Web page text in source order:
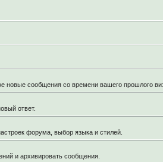
новые сообщения со времени вашего прошлого
ответ.
форума, выбор языка и стилей.
и архивировать сообщения.